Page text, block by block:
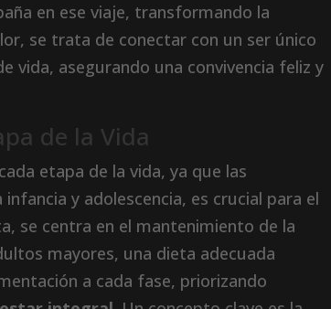
en ese viaje, transformando la
se trata de conectar con un ser único
vida, asegurando una convivencia feliz y
de la Vida
etapa de la vida, ya que las
y adolescencia, es crucial para el
se centra en el mantenimiento de la
mayores, una dieta adecuada
a cada fase, priorizando